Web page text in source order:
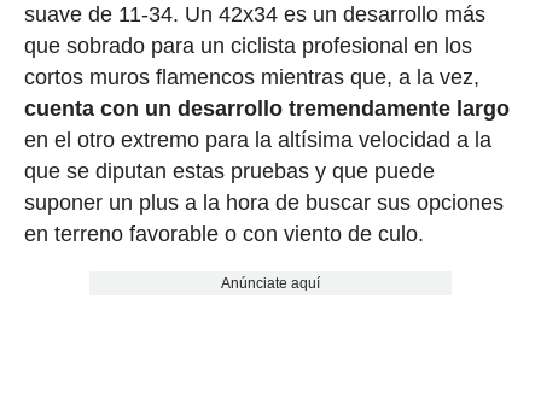
suave de 11-34. Un 42x34 es un desarrollo más
que sobrado para un ciclista profesional en los
cortos muros flamencos mientras que, a la vez,
cuenta con un desarrollo tremendamente largo
en el otro extremo para la altísima velocidad a la
que se diputan estas pruebas y que puede
suponer un plus a la hora de buscar sus opciones
en terreno favorable o con viento de culo.
Anúnciate aquí